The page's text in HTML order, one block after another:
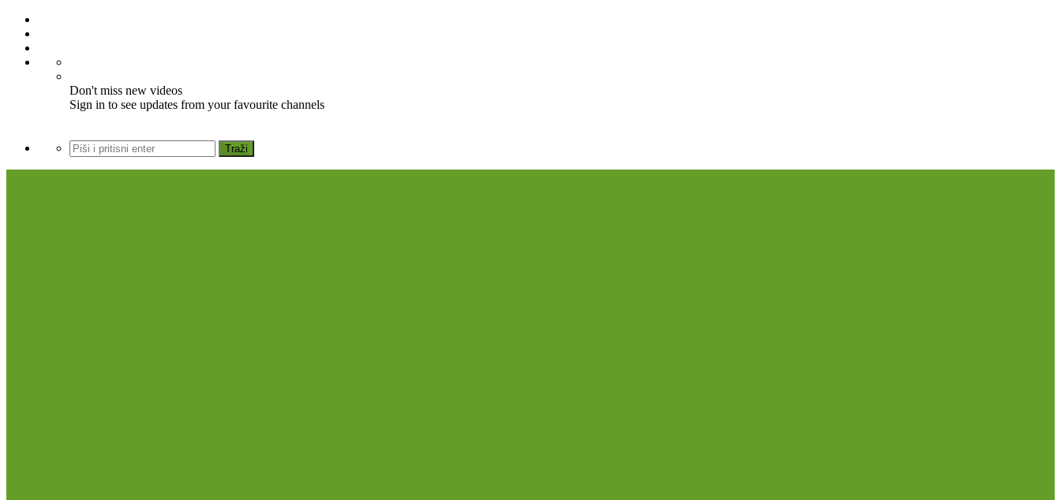
Don't miss new videos
Sign in to see updates from your favourite channels